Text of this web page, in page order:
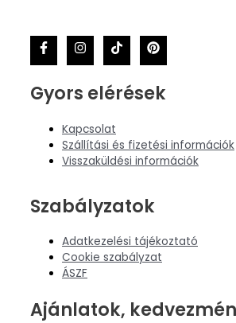
Gyors elérések
Kapcsolat
Szállítási és fizetési információk
Visszaküldési információk
Szabályzatok
Adatkezelési tájékoztató
Cookie szabályzat
ÁSZF
Ajánlatok,